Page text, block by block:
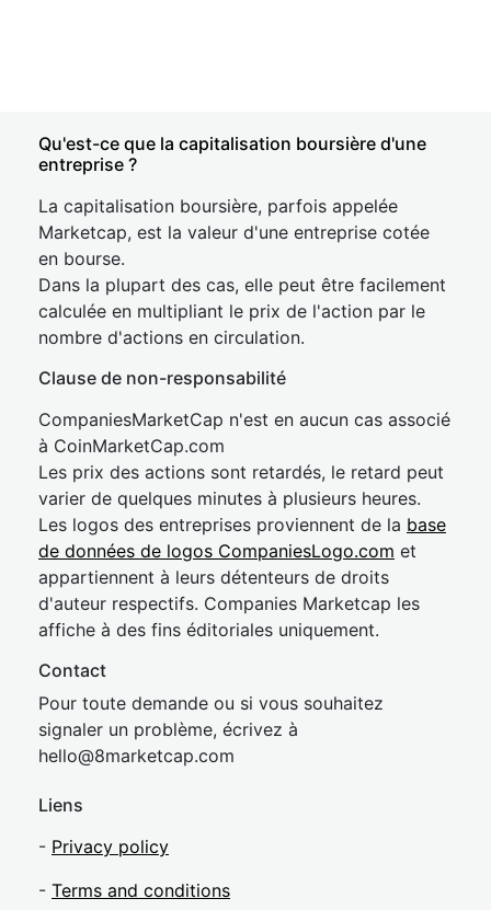
Qu'est-ce que la capitalisation boursière d'une
entreprise ?
La capitalisation boursière, parfois appelée
Marketcap, est la valeur d'une entreprise cotée
en bourse.
Dans la plupart des cas, elle peut être facilement
calculée en multipliant le prix de l'action par le
nombre d'actions en circulation.
Clause de non-responsabilité
CompaniesMarketCap n'est en aucun cas associé
à CoinMarketCap.com
Les prix des actions sont retardés, le retard peut
varier de quelques minutes à plusieurs heures.
Les logos des entreprises proviennent de la base
de données de logos CompaniesLogo.com et
appartiennent à leurs détenteurs de droits
d'auteur respectifs. Companies Marketcap les
affiche à des fins éditoriales uniquement.
Contact
Pour toute demande ou si vous souhaitez
signaler un problème, écrivez à
hello@8marketcap.com
Liens
- Privacy policy
- Terms and conditions